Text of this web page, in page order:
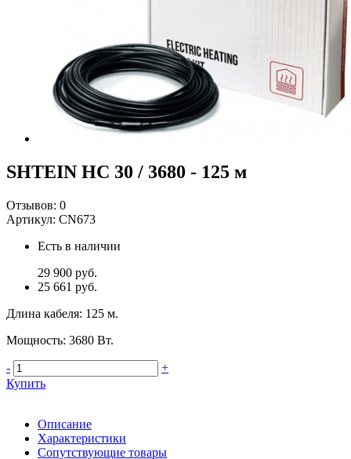
SHTEIN HC 30 / 3680 - 125 м
Отзывов: 0
Артикул: CN673
Есть в наличии
29 900 руб.
25 661 руб.
Длина кабеля: 125 м.
Мощность: 3680 Вт.
-
+
Купить
Описание
Характеристики
Сопутствующие товары